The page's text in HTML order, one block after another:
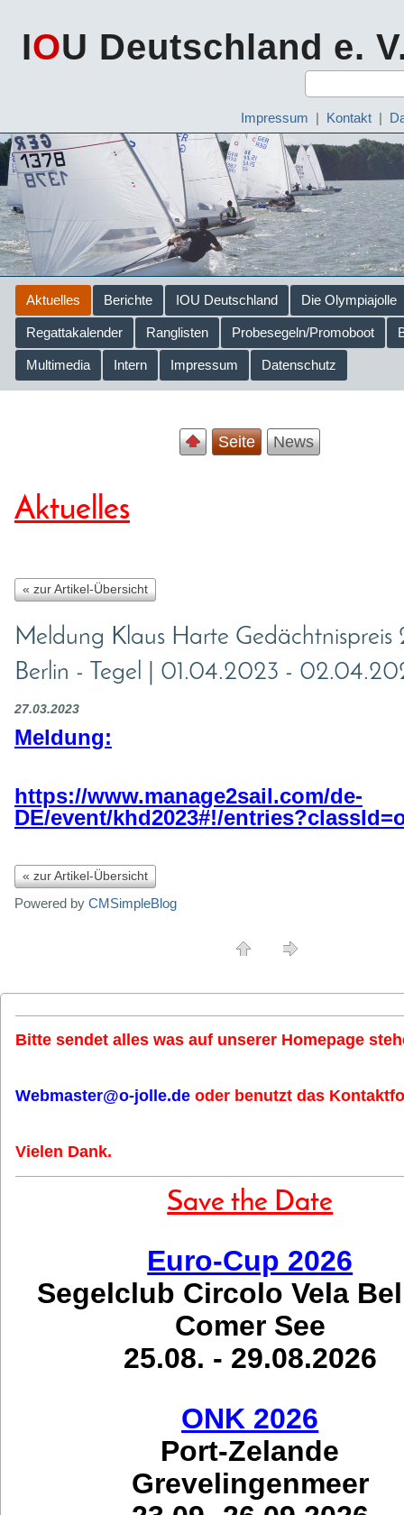
IOU Deutschland e.
Impressum | Kontakt |
Aktuelles Berichte IOU Deutschland Die Olympiajolle
Regattakalender Ranglisten Probesegeln/Promoboot
Multimedia Intern Impressum Datenschutz
Seite News
Aktuelles
« zur Artikel-Übersicht
Meldung Klaus Harte Gedächtnispreis
Berlin - Tegel | 01.04.2023 -
27.03.2023
Meldung:
https://www.manage2sail.com/de-
DE/event/khd2023#!/
« zur Artikel-Übersicht
Powered by CMSimpleBlog
Bitte sendet alles was auf unserer Homepage
Webmaster@o-jolle.de oder benutzt das
Vielen Dank.
Save the Date
Euro-Cup 2026
Segelclub Circolo Vela
Comer See
25.08. - 29.08.2026
ONK 2026
Port-Zelande
Grevelingenmeer